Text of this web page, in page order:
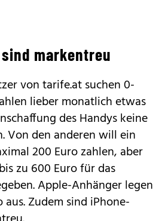
markentreu
von tarife.at suchen 0-
lieber monatlich etwas
des Handys keine
Von den anderen will ein
200 Euro zahlen, aber
zu 600 Euro für das
Apple-Anhänger legen
Zudem sind iPhone-